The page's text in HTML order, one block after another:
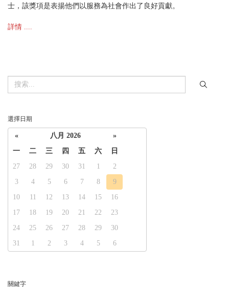
士，該獎項是表揚他們以服務為社會作出了良好貢獻。
詳情 ....
選擇日期
« 八月 2026
»
一
二 三 四 五 六
日
27
28 29 30 31 1
2
3
4 5 6 7 8
9
10
11 12 13 14 15
16
17
18 19 20 21 22
23
24
25 26 27 28 29
30
31
1 2 3 4 5 6
關鍵字